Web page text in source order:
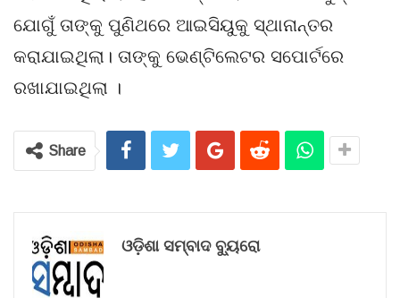
ଯୋଗୁଁ ତାଙ୍କୁ ପୁଣିଥରେ ଆଇସିୟୁକୁ ସ୍ଥାନାନ୍ତର
କରାଯାଇଥିଲା। ତାଙ୍କୁ ଭେଣ୍ଟିଲେଟର ସପୋର୍ଟରେ
ରଖାଯାଇଥିଲା ।
Share
ଓଡ଼ିଶା ସମ୍ବାଦ ବ୍ୟୁରୋ